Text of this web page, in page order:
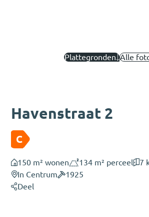
Plattegronden Alle
Havenstraat 2
C
150 m² wonen 134 m² perceel
7
In Centrum
1925
Deel